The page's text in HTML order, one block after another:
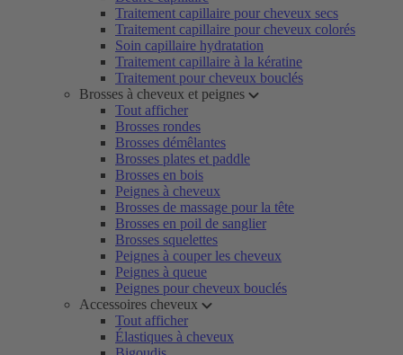
Traitement capillaire pour cheveux secs
Traitement capillaire pour cheveux colorés
Soin capillaire hydratation
Traitement capillaire à la kératine
Traitement pour cheveux bouclés
Brosses à cheveux et peignes
Tout afficher
Brosses rondes
Brosses démêlantes
Brosses plates et paddle
Brosses en bois
Peignes à cheveux
Brosses de massage pour la tête
Brosses en poil de sanglier
Brosses squelettes
Peignes à couper les cheveux
Peignes à queue
Peignes pour cheveux bouclés
Accessoires cheveux
Tout afficher
Élastiques à cheveux